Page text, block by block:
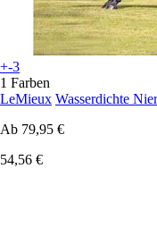
+-3
1 Farben
LeMieux Wasserdichte
Ab 79,95 €
54,56 €